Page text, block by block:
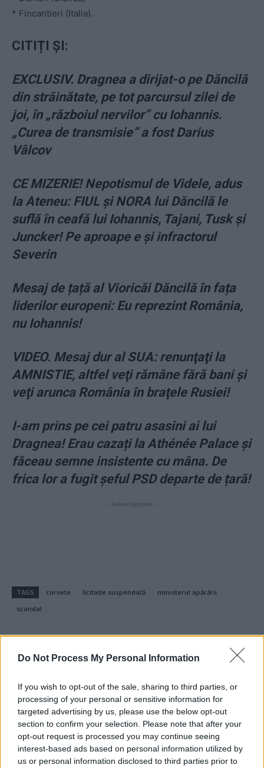
Do Not Process My Personal Information
If you wish to opt-out of the sale, sharing to third parties, or
processing of your personal or sensitive information for
targeted advertising by us, please use the below opt-out
section to confirm your selection. Please note that after your
opt-out request is processed you may continue seeing
interest-based ads based on personal information utilized by
us or personal information disclosed to third parties prior to
* Fincantieri (Italia).
CITIȚI ȘI:
EXCLUSIV. Dragnea a dirijat-o pe Dăncilă
din străinătate, pe tot parcursul zilei de
joi, în „războiul nervilor” cu Iohannis.
„Curea de transmisie” a fost Darius
Vâlcov
CE MIZERIE! Nepotismul de Videle, adus
la Ateneu: FIUL şi NORA lui Dăncilă le
suflă în ceafă lui Iohannis, Tajani, Tusk şi
Juncker! Pe aproape e şi infractorul
Severin
Mesaj de țață al Vioricăi Dăncilă în fața
liderilor europeni: Eu reprezint România,
nu Iohannis!
VIDEO. Mesaj dur al SUA: renunţaţi la
AMNISTIE, altfel veţi rămâne fără bani şi
veţi arunca România în braţele Rusiei!
I-am prins pe cei patru asasini ai lui
Dragnea! Erau cazați la Athénée Palace şi
făceau semne insistente cu mâna. De
frica lor a fugit şeful PSD departe de țară!
- Advertisement -
TAGS corvete licitație suspendată
ministerul apărării
scandal
Articolul precedent
VIDEO. Simfonia #Rezist.
Cum a „concertat” Dan
Grigore peste drum de
Articolul următor
Tolontan: ” Dacă România are
doar șansa Stelei de la Sevilla
înseamnă că nu stăm deloc